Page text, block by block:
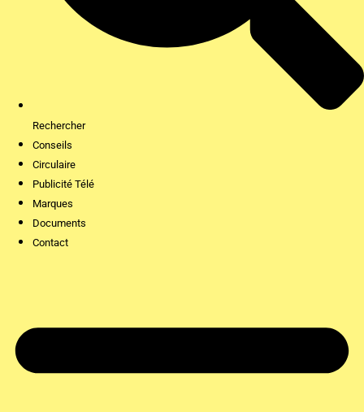
Rechercher
Conseils
Circulaire
Publicité Télé
Marques
Documents
Contact